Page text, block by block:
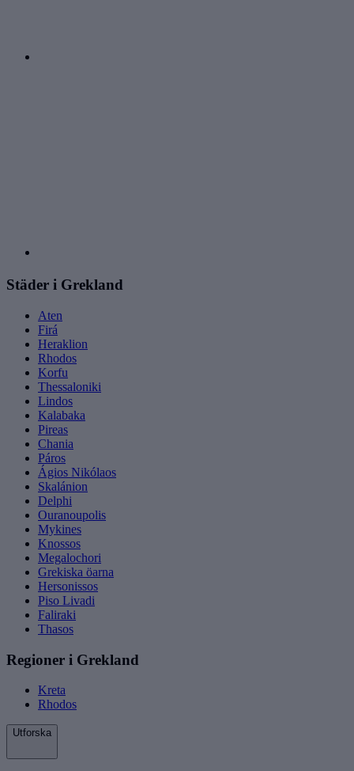
Städer i Grekland
Aten
Firá
Heraklion
Rhodos
Korfu
Thessaloniki
Lindos
Kalabaka
Pireas
Chania
Páros
Ágios Nikólaos
Skalánion
Delphi
Ouranoupolis
Mykines
Knossos
Megalochori
Grekiska öarna
Hersonissos
Piso Livadi
Faliraki
Thasos
Regioner i Grekland
Kreta
Rhodos
Utforska